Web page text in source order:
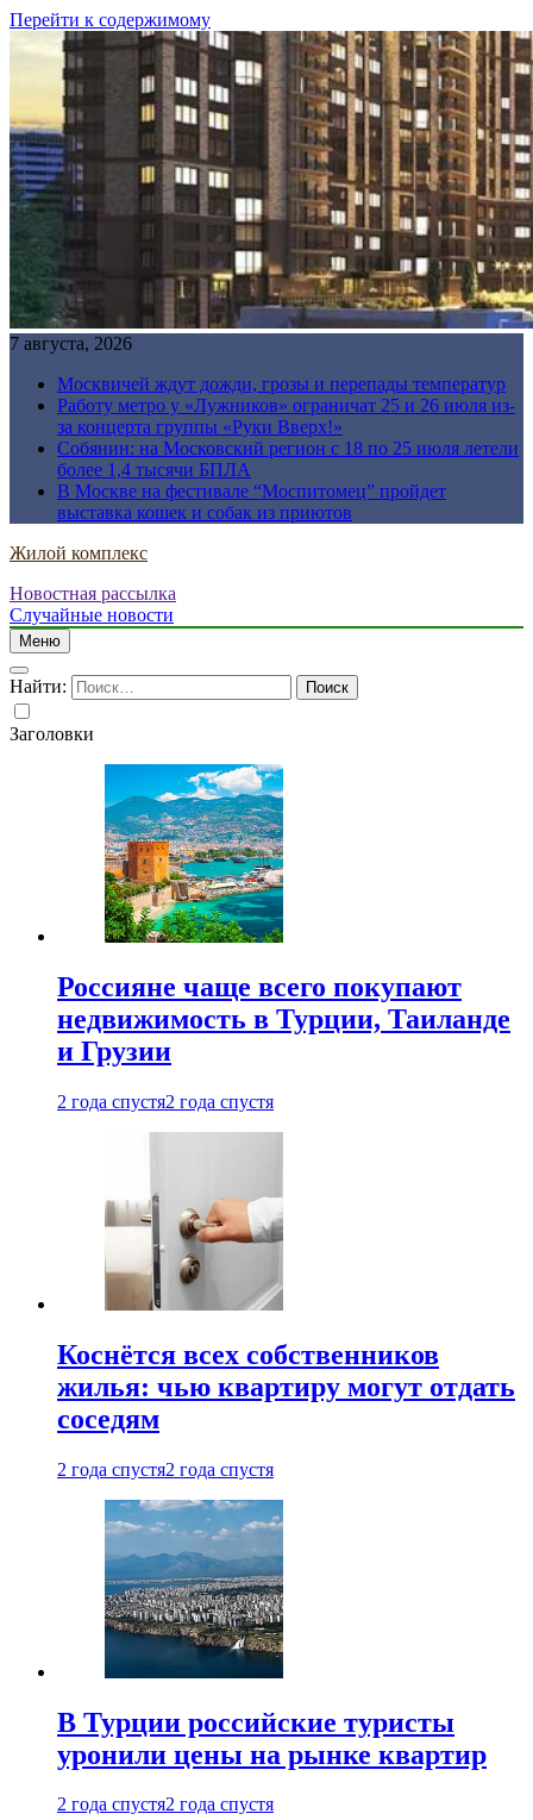
Перейти к содержимому
7 августа, 2026
Москвичей ждут дожди, грозы и перепады температур
Работу метро у «Лужников» ограничат 25 и 26 июля из-
за концерта группы «Руки Вверх!»
Собянин: на Московский регион с 18 по 25 июля летели
более 1,4 тысячи БПЛА
В Москве на фестивале “Моспитомец” пройдет
выставка кошек и собак из приютов
Жилой комплекс
Новостная рассылка
Случайные новости
Меню
Найти:
Заголовки
Россияне чаще всего покупают
недвижимость в Турции, Таиланде
и Грузии
2 года спустя2 года спустя
Коснётся всех собственников
жилья: чью квартиру могут отдать
соседям
2 года спустя2 года спустя
В Турции российские туристы
уронили цены на рынке квартир
2 года спустя2 года спустя